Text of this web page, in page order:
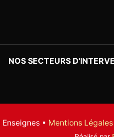
NOS SECTEURS
• Mentions Légales